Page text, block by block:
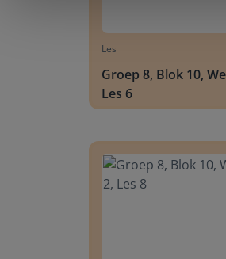
Les
Groep 8, Blok 10,
Les 6